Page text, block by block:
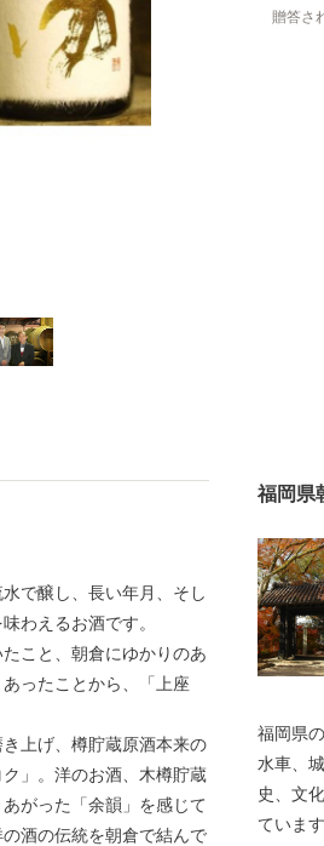
贈答さ
で醸し、長い年月、そし
わえるお酒です。
こと、朝倉にゆかりのあ
ったことから、「上座
上げ、樽貯蔵原酒本来の
」。洋のお酒、木樽貯蔵
がった「余韻」を感じて
酒の伝統を朝倉で結んで
福岡県
福岡県
水車、
史、文
ていま